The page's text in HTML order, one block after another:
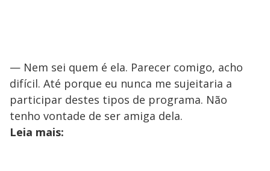
— Nem sei quem é ela. Parecer comigo, acho
difícil. Até porque eu nunca me sujeitaria a
participar destes tipos de programa. Não
tenho vontade de ser amiga dela.
Leia mais: